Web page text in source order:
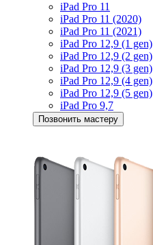
iPad Pro 11
iPad Pro 11 (2020)
iPad Pro 11 (2021)
iPad Pro 12,9 (1 gen)
iPad Pro 12,9 (2 gen)
iPad Pro 12,9 (3 gen)
iPad Pro 12,9 (4 gen)
iPad Pro 12,9 (5 gen)
iPad Pro 9,7
Позвонить мастеру